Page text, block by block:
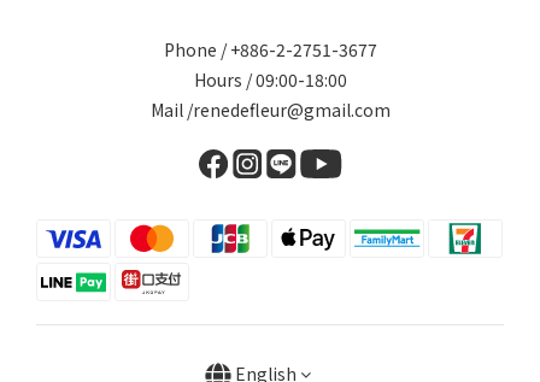
Phone / +886-2-2751-3677
Hours / 09:00-18:00
Mail /renedefleur@gmail.com
English